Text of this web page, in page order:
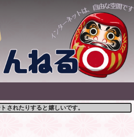
されたりすると嬉しいです。